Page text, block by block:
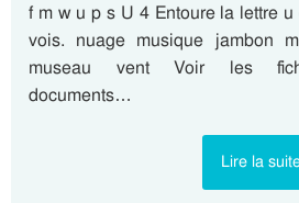
f m w u p s U 4 Entoure la lettre
vois. nuage musique jambon
museau vent Voir les
documents…
Lire la